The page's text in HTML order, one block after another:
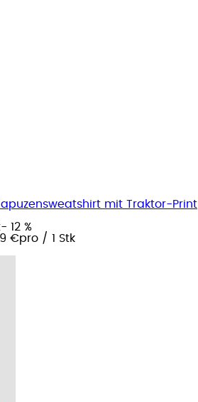
mit Traktor-Print
- 12 %
€pro / 1 Stk